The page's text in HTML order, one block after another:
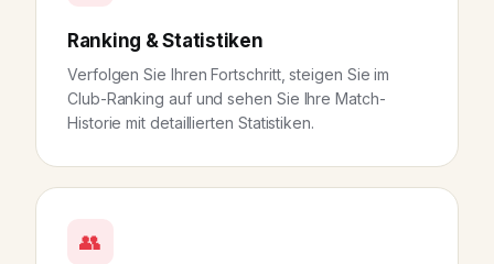
Ranking & Statistiken
Verfolgen Sie Ihren Fortschritt, steigen Sie im
Club-Ranking auf und sehen Sie Ihre Match-
Historie mit detaillierten Statistiken.
👥